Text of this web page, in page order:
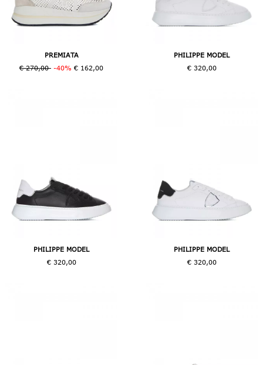
PREMIATA
€ 270,00 -40% € 162,00
PHILIPPE MODEL
€ 320,00
PHILIPPE MODEL
€ 320,00
PHILIPPE MODEL
€ 320,00